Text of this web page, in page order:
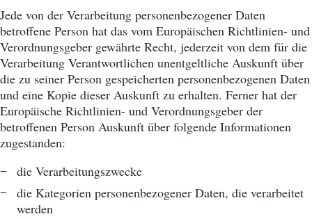
Jede von der Verarbeitung personenbezogener Daten
betroffene Person hat das vom Europäischen Richtlinien- und
Verordnungsgeber gewährte Recht, jederzeit von dem für die
Verarbeitung Verantwortlichen unentgeltliche Auskunft über
die zu seiner Person gespeicherten personenbezogenen Daten
und eine Kopie dieser Auskunft zu erhalten. Ferner hat der
Europäische Richtlinien- und Verordnungsgeber der
betroffenen Person Auskunft über folgende Informationen
zugestanden:
die Verarbeitungszwecke
die Kategorien personenbezogener Daten, die verarbeitet
werden